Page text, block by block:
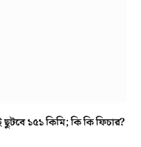
১৫১ কিমি; কি কি ফিচার?